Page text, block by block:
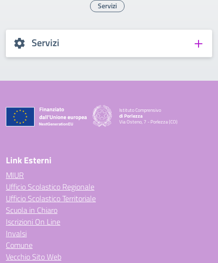
Servizi
Servizi
Istituto Comprensivo
di Porlezza
Via Osteno, 7 - Porlezza (CO)
Link Esterni
MIUR
Ufficio Scolastico Regionale
Ufficio Scolastico Territoriale
Scuola in Chiaro
Iscrizioni On Line
Invalsi
Comune
Vecchio Sito Web